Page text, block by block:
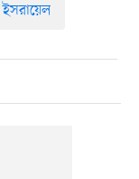
ইসরায়েল